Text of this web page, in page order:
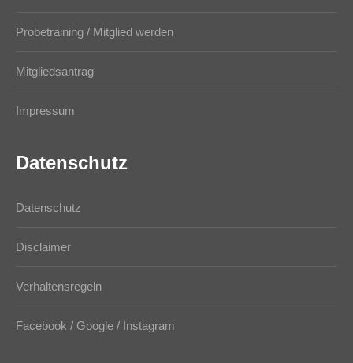
Probetraining / Mitglied werden
Mitgliedsantrag
Impressum
Datenschutz
Datenschutz
Disclaimer
Verhaltensregeln
Facebook / Google / Instagram